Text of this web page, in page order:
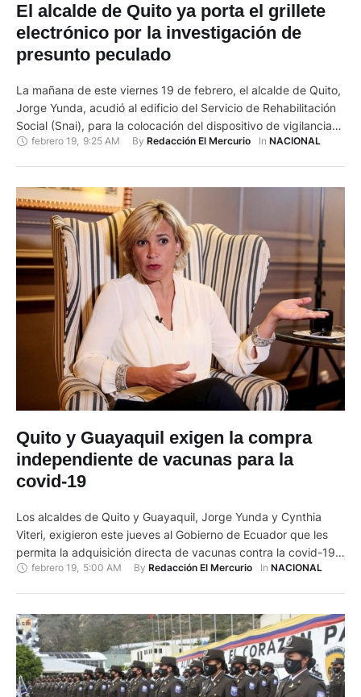
El alcalde de Quito ya porta el grillete
electrónico por la investigación de
presunto peculado
La mañana de este viernes 19 de febrero, el alcalde de Quito,
Jorge Yunda, acudió al edificio del Servicio de Rehabilitación
Social (Snai), para la colocación del dispositivo de vigilancia
electrónica (grillete). Yunda debe portar este dispositivo como
febrero 19 9:25 AM By Redacción El Mercurio In NACIONAL
Quito y Guayaquil exigen la compra
independiente de vacunas para la
covid-19
Los alcaldes de Quito y Guayaquil, Jorge Yunda y Cynthia
Viteri, exigieron este jueves al Gobierno de Ecuador que les
permita la adquisición directa de vacunas contra la covid-19,
dada la lentitud con la que, a su juicio, las autoridades
febrero 19 5:00 AM By Redacción El Mercurio In NACIONAL